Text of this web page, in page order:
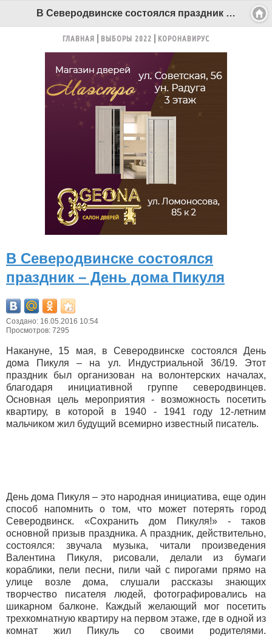
В Северодвинске состоялся праздник – День дома Пикуля - Беломорканал Северодвинск tv29.ru
ГЛАВНАЯ ВЫБОРЫ 2022 КОРОНАВИРУС
В Северодвинске состоялся
праздник – День дома Пикуля
Создано: 16.05.2016 10:54
Просмотров: 7295
Накануне, 15 мая, в Северодвинске состоялся День
дома Пикуля – на ул. Индустриальной 36/19. Этот
праздник был организован на волонтерских началах,
благодаря инициативной группе северодвинцев.
Основная цель мероприятия - возможность посетить
квартиру, в которой в 1940 - 1941 году 12-летним
мальчиком жил будущий всемирно известный писатель.
День дома Пикуля – это народная инициатива, еще один
способ напомнить о том, что может потерять город
Северодвинск. «Сохранить дом Пикуля!» - таков
основной призыв праздника. А праздник, действительно,
состоялся: звучала музыка, читали произведения
Валентина Пикуля, рисовали, делали из бумаги
кораблики, пели песни, пили чай с пирогами прямо на
улице возле дома, слушали рассказы знающих
творчество писателя людей, фотографировались на
шикарном балконе. Каждый желающий мог посетить
трехкомнатную квартиру на первом этаже, где в одной из
комнат жил Пикуль со своими родителями.